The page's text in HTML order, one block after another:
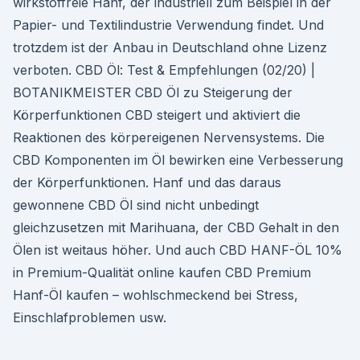
Papier- und Textilindustrie Verwendung findet. Und
trotzdem ist der Anbau in Deutschland ohne Lizenz
verboten. CBD Öl: Test & Empfehlungen (02/20) |
BOTANIKMEISTER CBD Öl zu Steigerung der
Körperfunktionen CBD steigert und aktiviert die
Reaktionen des körpereigenen Nervensystems. Die
CBD Komponenten im Öl bewirken eine Verbesserung
der Körperfunktionen. Hanf und das daraus
gewonnene CBD Öl sind nicht unbedingt
gleichzusetzen mit Marihuana, der CBD Gehalt in den
Ölen ist weitaus höher. Und auch CBD HANF-ÖL 10%
in Premium-Qualität online kaufen CBD Premium
Hanf-Öl kaufen – wohlschmeckend bei Stress,
Einschlafproblemen usw.